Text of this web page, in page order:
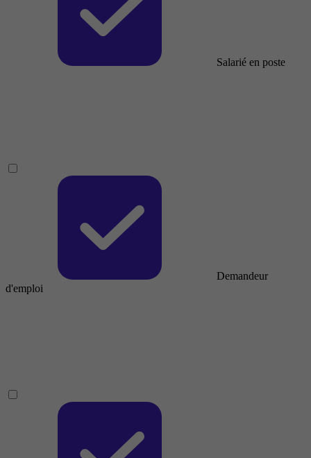
Salarié en poste
Demandeur
d'emploi